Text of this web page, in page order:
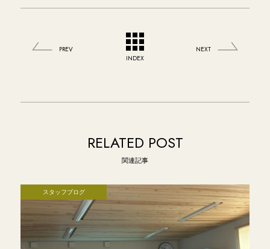
PREV
INDEX
NEXT
RELATED POST
関連記事
スタッフブログ